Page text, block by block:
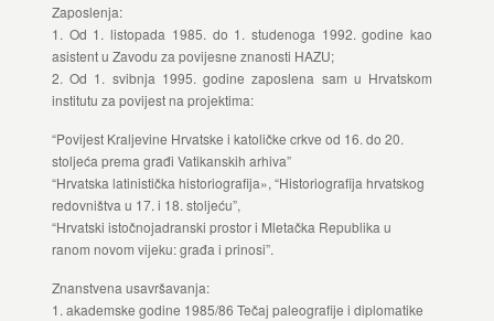
Zaposlenja:
1. Od 1. listopada 1985. do 1. studenoga 1992. godine kao
asistent u Zavodu za povijesne znanosti HAZU;
2. Od 1. svibnja 1995. godine zaposlena sam u Hrvatskom
institutu za povijest na projektima:
“Povijest Kraljevine Hrvatske i katoličke crkve od 16. do 20.
stoljeća prema građi Vatikanskih arhiva”
“Hrvatska latinistička historiografija», “Historiografija hrvatskog
redovništva u 17. i 18. stoljeću”,
“Hrvatski istočnojadranski prostor i Mletačka Republika u
ranom novom vijeku: građa i prinosi”.
Znanstvena usavršavanja:
1. akademske godine 1985/86 Tečaj paleografije i diplomatike